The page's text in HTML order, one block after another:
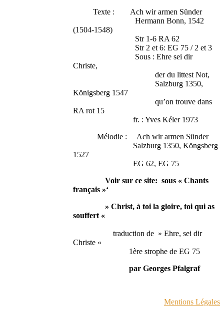
Texte : Ach wir armen Sünder
Hermann Bonn, 1542
(1504-1548)
Str 1-6 RA 62
Str 2 et 6: EG 75 / 2 et 3
Sous : Ehre sei dir
Christe,
der du littest Not,
Salzburg 1350,
Königsberg 1547
qu’on trouve dans
RA rot 15
fr. : Yves Kéler 1973
Mélodie : Ach wir armen Sünder
Salzburg 1350, Köngsberg
1527
EG 62, EG 75
Voir sur ce site: sous « Chants
français »‘
» Christ, à toi la gloire, toi qui as
souffert «
traduction de » Ehre, sei dir
Christe «
1ère strophe de EG 75
par Georges Pfalgraf
Mentions Légales